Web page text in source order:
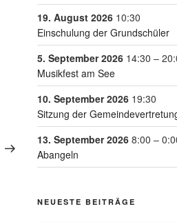
19. August 202610:30
Einschulung der Grundschüler
5. September 2026 14:30 –
Musikfest am See
10. September 202619:30
Sitzung der
13. September 2026 8:00 –
Abangeln
NEUESTE BEITRÄGE